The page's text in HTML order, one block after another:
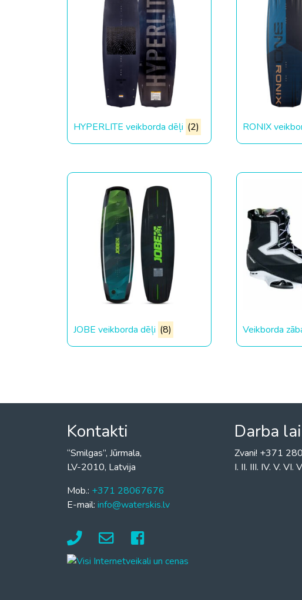
HYPERLITE veikborda dēļi (2) RONIX
JOBE veikborda dēļi (8) Veikborda
Kontakti
“Smilgas”, Jūrmala,
LV-2010, Latvija
Mob.: +371 28067676
E-mail: info@waterskis.lv
Darba
Zvani! +371
I. II. III. IV. V.